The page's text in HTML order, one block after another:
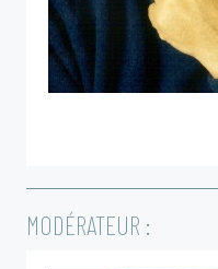
MODÉRATEUR :